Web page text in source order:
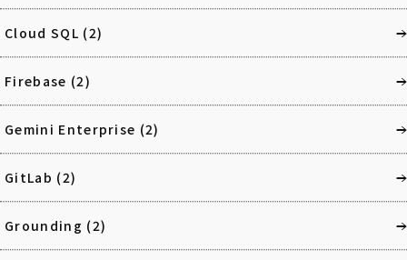
Cloud SQL (2)
Firebase (2)
Gemini Enterprise (2)
GitLab (2)
Grounding (2)